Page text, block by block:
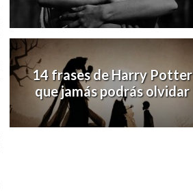
14 frases de Harry Potter
que jamás podrás olvidar